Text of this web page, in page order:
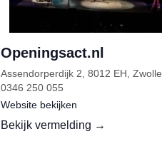
Openingsact.nl
Assendorperdijk 2, 8012 EH, Zwolle
0346 250 055
Website bekijken
Bekijk vermelding →